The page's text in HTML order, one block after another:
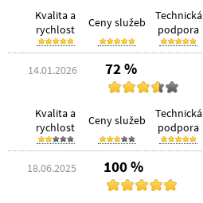
Kvalita a
rychlost
Ceny služeb
Technická
podpora
14.01.2026 72 %
Kvalita a
rychlost
Ceny služeb
Technická
podpora
18.06.2025 100 %